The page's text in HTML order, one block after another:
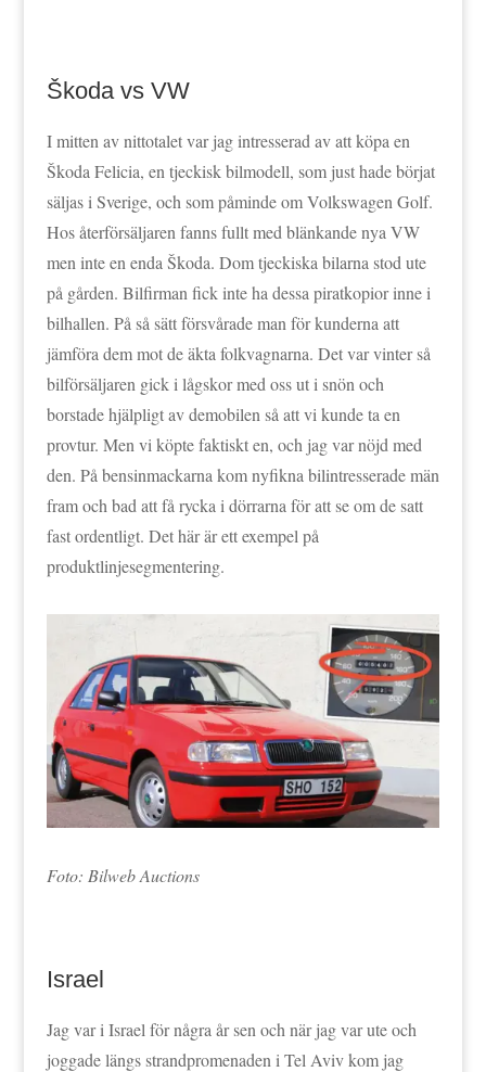
Škoda vs VW
I mitten av nittotalet var jag intresserad av att köpa en
Škoda Felicia, en tjeckisk bilmodell, som just hade börjat
säljas i Sverige, och som påminde om Volkswagen Golf.
Hos återförsäljaren fanns fullt med blänkande nya VW
men inte en enda Škoda. Dom tjeckiska bilarna stod ute
på gården. Bilfirman fick inte ha dessa piratkopior inne i
bilhallen. På så sätt försvårade man för kunderna att
jämföra dem mot de äkta folkvagnarna. Det var vinter så
bilförsäljaren gick i lågskor med oss ut i snön och
borstade hjälpligt av demobilen så att vi kunde ta en
provtur. Men vi köpte faktiskt en, och jag var nöjd med
den. På bensinmackarna kom nyfikna bilintresserade män
fram och bad att få rycka i dörrarna för att se om de satt
fast ordentligt. Det här är ett exempel på
produktlinjesegmentering.
Foto: Bilweb Auctions
Israel
Jag var i Israel för några år sen och när jag var ute och
joggade längs strandpromenaden i Tel Aviv kom jag